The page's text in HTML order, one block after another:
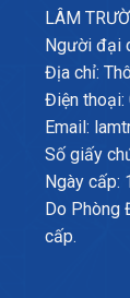
LÂM
Người đại
Địa chỉ:
Điện thoại:
Email:
Số giấy
Ngày
Do Phòng
cấp.